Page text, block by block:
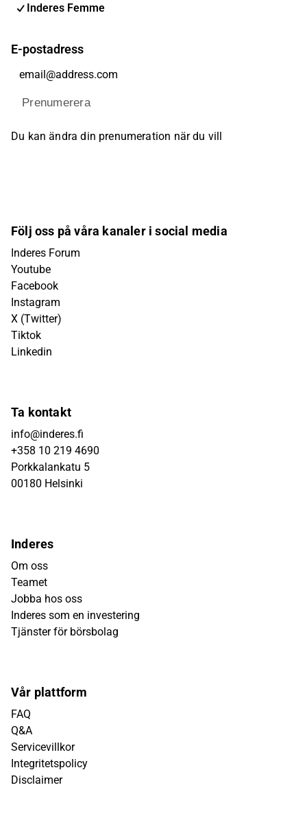
Inderes Femme
E-postadress
Prenumerera
Du kan ändra din prenumeration när du vill
Följ oss på våra kanaler i social media
Inderes Forum
Youtube
Facebook
Instagram
X (Twitter)
Tiktok
Linkedin
Ta kontakt
info@inderes.fi
+358 10 219 4690
Porkkalankatu 5
00180 Helsinki
Inderes
Om oss
Teamet
Jobba hos oss
Inderes som en investering
Tjänster för börsbolag
Vår plattform
FAQ
Q&A
Servicevillkor
Integritetspolicy
Disclaimer